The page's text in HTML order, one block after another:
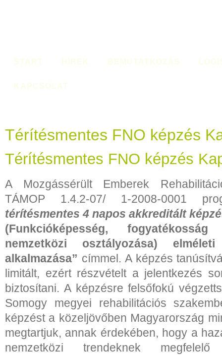
START HÍREK BEMUTATKOZÁS
KAPCSOLAT
Térítésmentes FNO képzés
Térítésmentes FNO képzés
A Mozgássérült Emberek
TÁMOP 1.4.2-07/ 1-2008-0001
térítésmentes 4 napos akkreditált
(Funkcióképesség,
nemzetközi osztályozása)
alkalmazása” címmel. A képzés
limitált, ezért részvételt a jelentkezés
biztosítani. A képzésre felsőfokú
Somogy megyei rehabilitációs
képzést a közeljövőben Magyarország
megtartjuk, annak érdekében, hogy a
nemzetközi trendeknek megfelelő